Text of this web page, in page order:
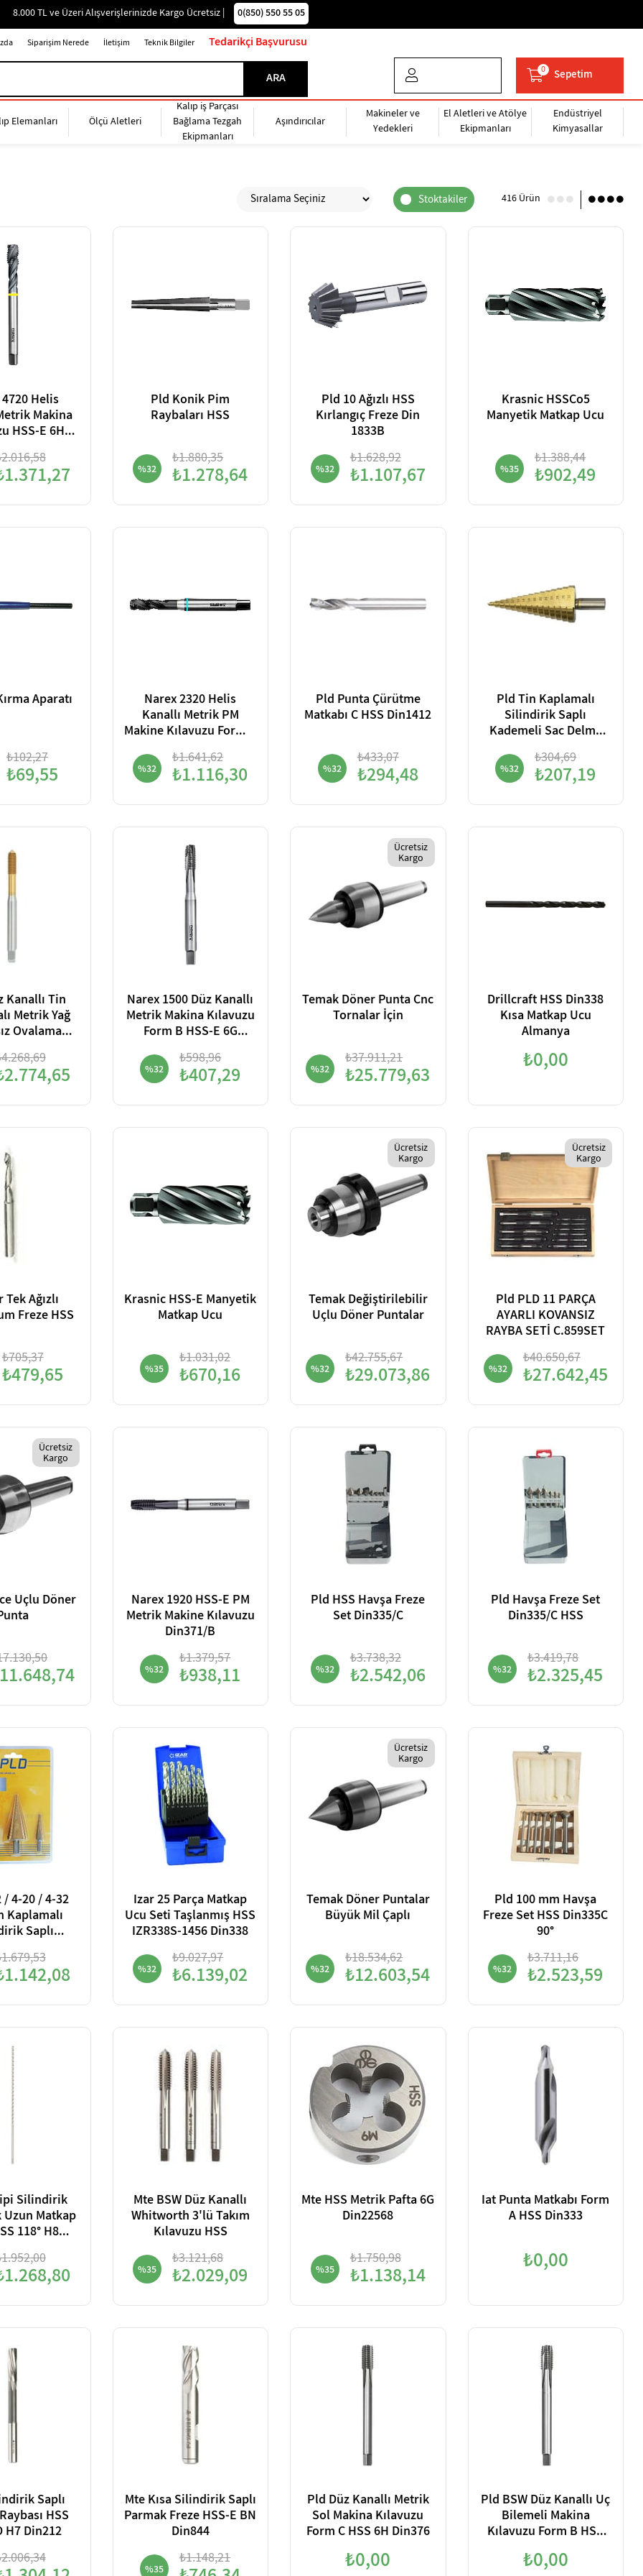
8.000 TL ve Üzeri Alışverişlerinizde Kargo Ücretsiz | 0(850) 550 55 05
Sepetim
0
Siparişim Nerede İletişim Teknik Bilgiler Tedarikçi Başvurusu
Elemanları Ölçü Aletleri
Kalıp iş Parçası
Bağlama Tezgah
Ekipmanları
Aşındırıcılar
Makineler ve
Yedekleri
El Aletleri ve Atölye
Ekipmanları
Endüstriyel
Kimyasallar
Stoktakiler 416 Ürün
Helis
Makina
HSS-E 6H
İçin
Pld Konik Pim
Raybaları HSS
%32
₺1.880,35
₺1.278,64
Pld 10 Ağızlı HSS
Kırlangıç Freze Din
1833B
%32
₺1.628,92
₺1.107,67
Krasnic HSSCo5
Manyetik Matkap Ucu
%35
₺1.388,44
₺902,49
Aparatı
₺102,27
₺69,55
Narex 2320 Helis
Kanallı Metrik PM
Makine Kılavuzu Form C
6H Din371/C
%32
₺1.641,62
₺1.116,30
Pld Punta Çürütme
Matkabı C HSS Din1412
%32
₺433,07
₺294,48
Pld Tin Kaplamalı
Silindirik Saplı
Kademeli Sac Delme
Matkabı HSS
%32
₺304,69
₺207,19
Kanallı Tin
Metrik Yağ
Ovalama
C HSS-E
Din371
Narex 1500 Düz Kanallı
Metrik Makina Kılavuzu
Form B HSS-E 6G
Din371
%32
₺598,96
₺407,29
Temak Döner Punta Cnc
Tornalar İçin
%32
₺37.911,21
₺25.779,63
Ücretsiz
Kargo
Drillcraft HSS Din338
Kısa Matkap Ucu
Almanya
₺0,00
Ağızlı
Freze HSS
₺705,37
₺479,65
Krasnic HSS-E Manyetik
Matkap Ucu
%35
₺1.031,02
₺670,16
Temak Değiştirilebilir
Uçlu Döner Puntalar
%32
₺42.755,67
₺29.073,86
Ücretsiz
Kargo
Pld PLD 11 PARÇA
AYARLI KOVANSIZ
RAYBA SETİ C.859SET
%32
₺40.650,67
₺27.642,45
Ücretsiz
Kargo
Uçlu Döner
Ücretsiz
Kargo
Narex 1920 HSS-E PM
Metrik Makine Kılavuzu
Din371/B
%32
₺1.379,57
₺938,11
Pld HSS Havşa Freze
Set Din335/C
%32
₺3.738,32
₺2.542,06
Pld Havşa Freze Set
Din335/C HSS
%32
₺3.419,78
₺2.325,45
/ 4-20 / 4-32
Kaplamalı
Saplı
Sac Delme
Seti HSS
Izar 25 Parça Matkap
Ucu Seti Taşlanmış HSS
IZR338S-1456 Din338
%32
₺9.027,97
₺6.139,02
Temak Döner Puntalar
Büyük Mil Çaplı
%32
₺18.534,62
₺12.603,54
Ücretsiz
Kargo
Pld 100 mm Havşa
Freze Set HSS Din335C
90°
%32
₺3.711,16
₺2.523,59
Silindirik
Uzun Matkap
118° H8
3
Mte BSW Düz Kanallı
Whitworth 3'lü Takım
Kılavuzu HSS
%35
₺3.121,68
₺2.029,09
Mte HSS Metrik Pafta 6G
Din22568
%35
₺1.750,98
₺1.138,14
Iat Punta Matkabı Form
A HSS Din333
₺0,00
Saplı
HSS
H7 Din212
Mte Kısa Silindirik Saplı
Parmak Freze HSS-E BN
Din844
%35
₺1.148,21
Pld Düz Kanallı Metrik
Sol Makina Kılavuzu
Form C HSS 6H Din376
₺0,00
Pld BSW Düz Kanallı Uç
Bilemeli Makina
Kılavuzu Form B HSS
6H Din376
₺0,00